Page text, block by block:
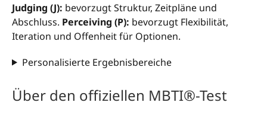
Judging (J): bevorzugt Struktur, Zeitpläne und
Abschluss. Perceiving (P): bevorzugt Flexibilität,
Iteration und Offenheit für Optionen.
Personalisierte Ergebnisbereiche
Über den offiziellen MBTI®-Test